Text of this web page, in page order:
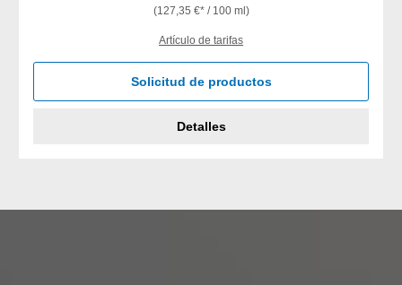
(127,35 €* / 100 ml)
Artículo de tarifas
Solicitud de productos
Detalles